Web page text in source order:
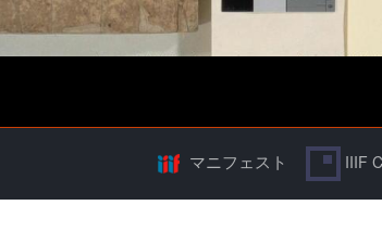
マニフェスト IIIF